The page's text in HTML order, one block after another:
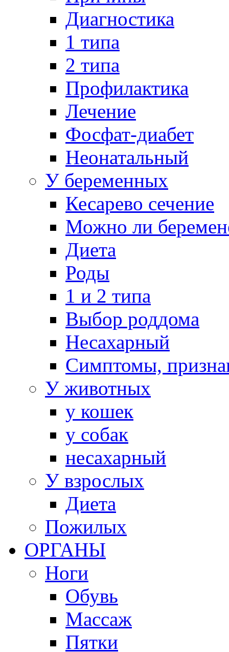
Диагностика
1 типа
2 типа
Профилактика
Лечение
Фосфат-диабет
Неонатальный
У беременных
Кесарево сечение
Можно ли
Диета
Роды
1 и 2 типа
Выбор роддома
Несахарный
Симптомы,
У животных
у кошек
у собак
несахарный
У взрослых
Диета
Пожилых
ОРГАНЫ
Ноги
Обувь
Массаж
Пятки